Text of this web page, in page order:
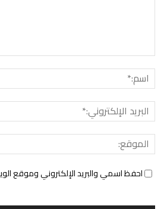
احفظ اسمي والبريد الإلكتروني وموقع